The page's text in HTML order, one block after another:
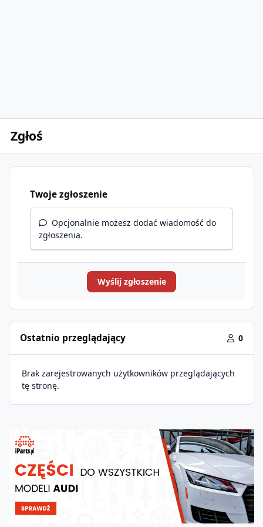
Zgłoś
Twoje zgłoszenie
Opcjonalnie możesz dodać wiadomość do
zgłoszenia.
Wyślij zgłoszenie
Ostatnio przeglądający 0
Brak zarejestrowanych użytkowników przeglądających
tę stronę.